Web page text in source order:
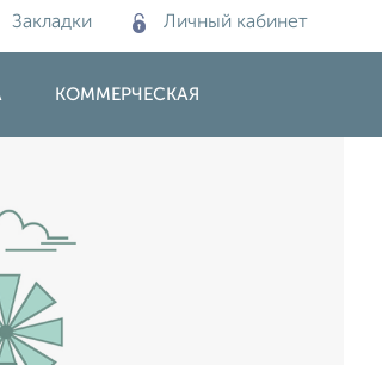
Закладки Личный кабинет
КОММЕРЧЕСКАЯ